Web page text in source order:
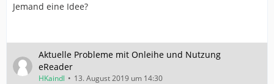
Jemand eine Idee?
Aktuelle Probleme mit Onleihe und Nutzung
eReader
HKaindl 13. August 2019 um 14:30